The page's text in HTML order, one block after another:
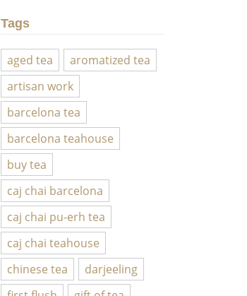
Tags
aged tea
aromatized tea
artisan work
barcelona tea
barcelona teahouse
buy tea
caj chai barcelona
caj chai pu-erh tea
caj chai teahouse
chinese tea
darjeeling